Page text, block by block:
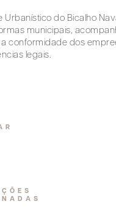
Urbanístico do Bicalho
municipais,
a conformidade dos
legais.